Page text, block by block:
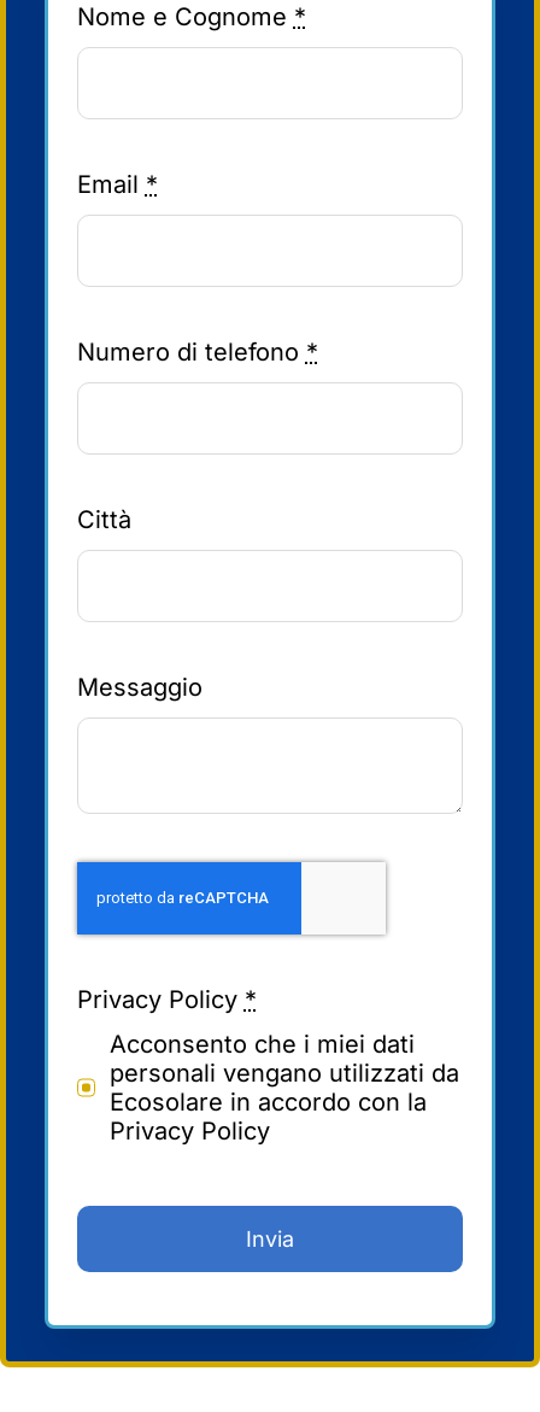
Nome e Cognome *
Email *
Numero di telefono *
Città
Messaggio
Privacy Policy *
Acconsento che i miei dati
personali vengano utilizzati da
Ecosolare in accordo con la
Privacy Policy
Invia